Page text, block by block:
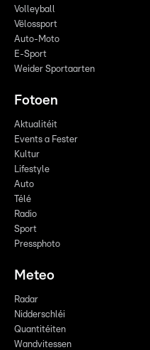
Volleyball
Vëlossport
Auto-Moto
E-Sport
Weider Sportaarten
Fotoen
Aktualitéit
Events a Fester
Kultur
Lifestyle
Auto
Télé
Radio
Sport
Pressphoto
Meteo
Radar
Nidderschléi
Quantitéiten
Wandvitessen